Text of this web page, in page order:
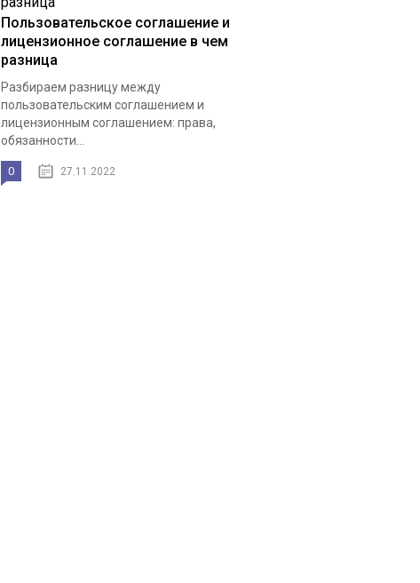
Пользовательское соглашение и
лицензионное соглашение в чем
разница
Разбираем разницу между
пользовательским соглашением и
лицензионным соглашением: права,
обязанности...
0 27.11.2022